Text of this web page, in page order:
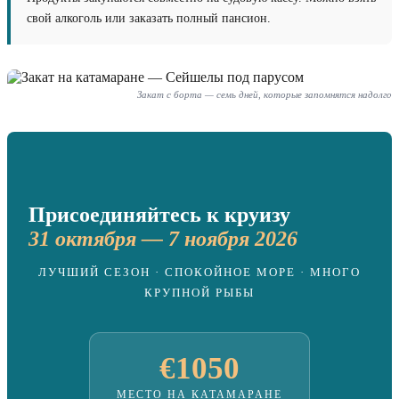
свой алкоголь или заказать полный пансион.
Закат с борта — семь дней, которые запомнятся надолго
Присоединяйтесь к круизу
31 октября — 7 ноября 2026
ЛУЧШИЙ СЕЗОН · СПОКОЙНОЕ МОРЕ · МНОГО
КРУПНОЙ РЫБЫ
€1050
МЕСТО НА КАТАМАРАНЕ